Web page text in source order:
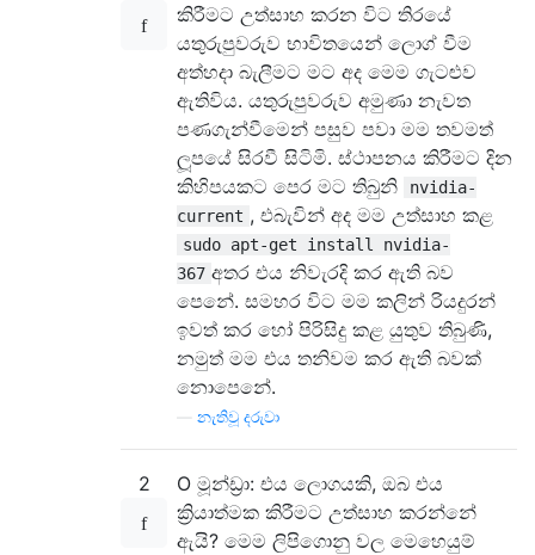
කිරීමට උත්සාහ කරන විට තිරයේ
යතුරුපුවරුව භාවිතයෙන් ලොග් වීම
අත්හදා බැලීමට මට අද මෙම ගැටළුව
ඇතිවිය. යතුරුපුවරුව අමුණා නැවත
පණගැන්වීමෙන් පසුව පවා මම තවමත්
ලූපයේ සිරවී සිටිමි. ස්ථාපනය කිරීමට දින
කිහිපයකට පෙර මට තිබුනි
nvidia-
current , එබැවින් අද මම උත්සාහ කළ
sudo apt-get install nvidia-
367 අතර එය නිවැරදි කර ඇති බව
පෙනේ. සමහර විට මම කලින් රියදුරන්
ඉවත් කර හෝ පිරිසිදු කළ යුතුව තිබුණි,
නමුත් මම එය තනිවම කර ඇති බවක්
නොපෙනේ.
නැතිවූ දරුවා
2
O මූන්ඩ්‍රා: එය ලොගයකි, ඔබ එය
ක්‍රියාත්මක කිරීමට උත්සාහ කරන්නේ
ඇයි? මෙම ලිපිගොනු වල මෙහෙයුම්